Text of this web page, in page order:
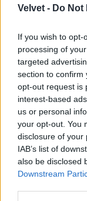
Velvet - Do
If you wish to
processing of
targeted
section to confirm
opt-out request is
interest-based
us or personal
your opt-out. You
disclosure of your
IAB’s list of
also be disclosed
Downstream
Ő viszont a brit
Fotó: